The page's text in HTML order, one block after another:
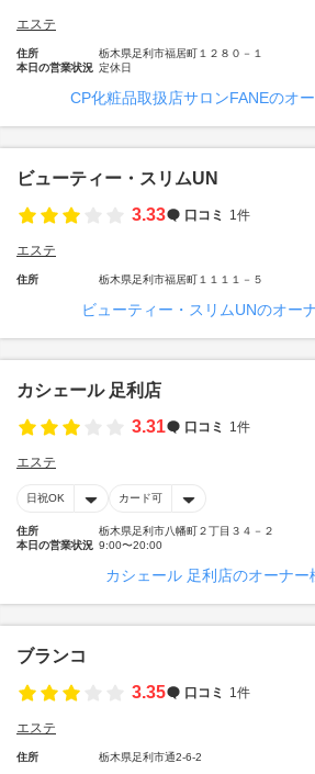
エステ
住所
栃木県足利市福居町１２８０－１
本日の営業状況 定休日
CP化粧品取扱店サロンFANEのオ
ビューティー・スリムUN
3.33
口コミ 1件
エステ
住所 栃木県足利市福居町１１１１－５
ビューティー・スリムUNのオー
カシェール 足利店
3.31
口コミ 1件
エステ
日祝OK カード可
住所
栃木県足利市八幡町２丁目３４－２
本日の営業状況 9:00〜20:00
カシェール 足利店のオーナー
ブランコ
3.35
口コミ 1件
エステ
住所 栃木県足利市通2-6-2